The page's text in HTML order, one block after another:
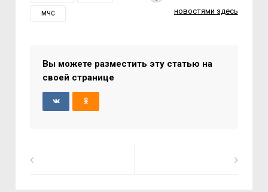
МЧС
новостями здесь
Вы можете разместить эту статью на
своей странице